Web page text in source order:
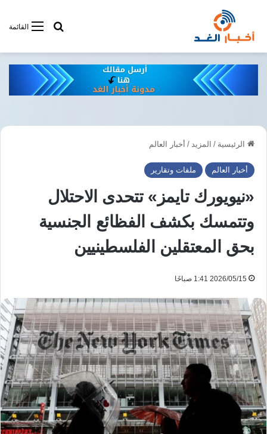
القائمةأبحت فى
الرئيسية / المزيد / أخبار العالم
أخبار العالم ملفات وتقارير
«نيويورك تايمز» تتحدى الاحتلال
وتتمسك بكشف الفظائع الجنسية
بحق المعتقلين الفلسطينيين
2026/05/15 1:41 صباحًا